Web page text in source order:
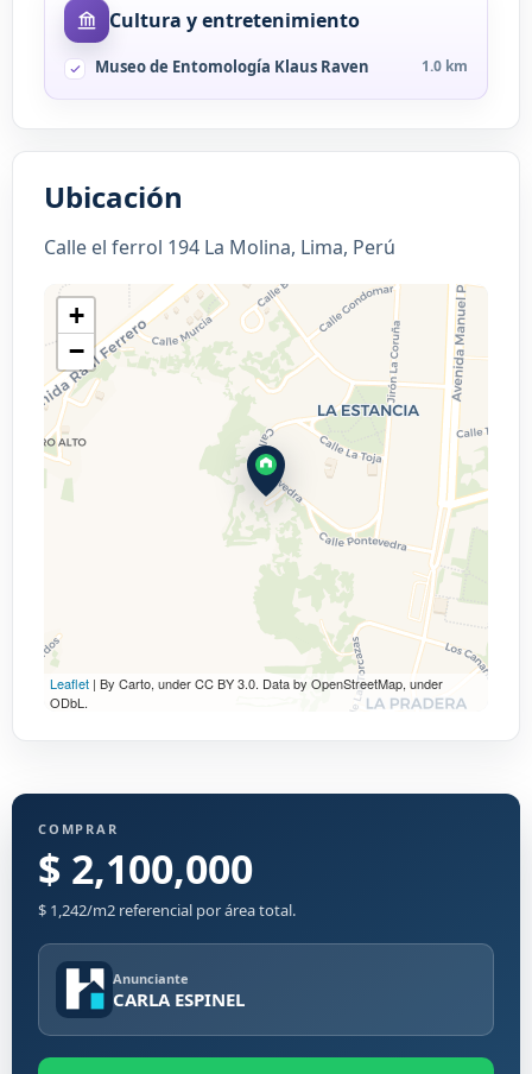
Cultura y entretenimiento
Museo de Entomología Klaus Raven 1.0 km
Ubicación
Calle el ferrol 194 La Molina, Lima, Perú
+
−
Leaflet | By Carto, under CC BY 3.0. Data by OpenStreetMap, under
ODbL.
COMPRAR
$ 2,100,000
$ 1,242/m2 referencial por área total.
Anunciante
CARLA ESPINEL